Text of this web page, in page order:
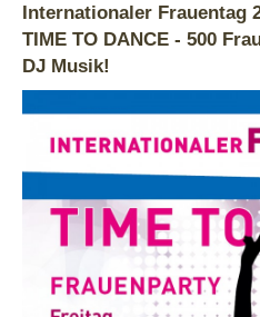
Internationaler Frauentag
TIME TO DANCE - 500
DJ Musik!